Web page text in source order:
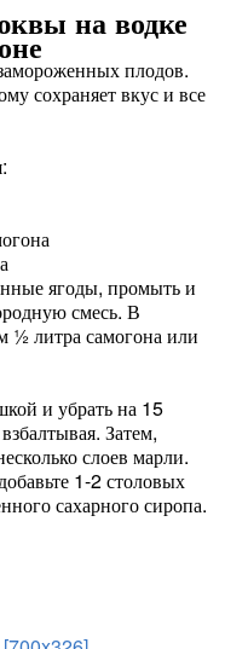
на водке
плодов.
сохраняет вкус и все
ягоды, промыть и
смесь. В
½ литра самогона или
и убрать на 15
Затем,
слоев марли.
1-2 столовых
сахарного сиропа.